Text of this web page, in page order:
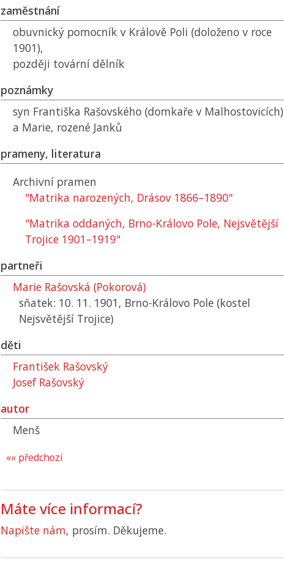
zaměstnání
obuvnický pomocník v Králově Poli (doloženo v roce
1901),
později tovární dělník
poznámky
syn Františka Rašovského (domkaře v Malhostovicích)
a Marie, rozené Janků
prameny, literatura
Archivní pramen
"Matrika narozených, Drásov 1866–1890"
"Matrika oddaných, Brno-Královo Pole, Nejsvětější
Trojice 1901–1919"
partneři
Marie Rašovská (Pokorová)
sňatek: 10. 11. 1901, Brno-Královo Pole (kostel
Nejsvětější Trojice)
děti
František Rašovský
Josef Rašovský
autor
Menš
«« předchozí
Máte více informací?
Napište nám, prosím. Děkujeme.